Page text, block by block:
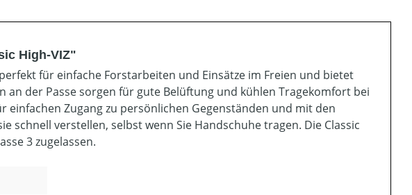
High-VIZ"
für einfache Forstarbeiten und Einsätze im Freien und bietet
der Passe sorgen für gute Belüftung und kühlen Tragekomfort bei
Zugang zu persönlichen Gegenständen und mit den
schnell verstellen, selbst wenn Sie Handschuhe tragen. Die Classic
3 zugelassen.